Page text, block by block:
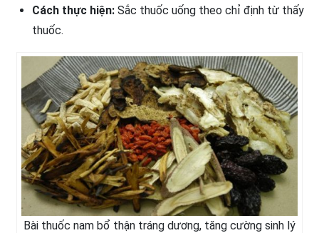
Cách thực hiện: Sắc thuốc uống theo chỉ định từ thấy
thuốc.
Bài thuốc nam bổ thận tráng dương, tăng cường sinh lý